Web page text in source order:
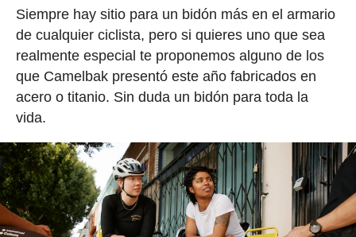
Siempre hay sitio para un bidón más en el armario
de cualquier ciclista, pero si quieres uno que sea
realmente especial te proponemos alguno de los
que Camelbak presentó este año fabricados en
acero o titanio. Sin duda un bidón para toda la
vida.